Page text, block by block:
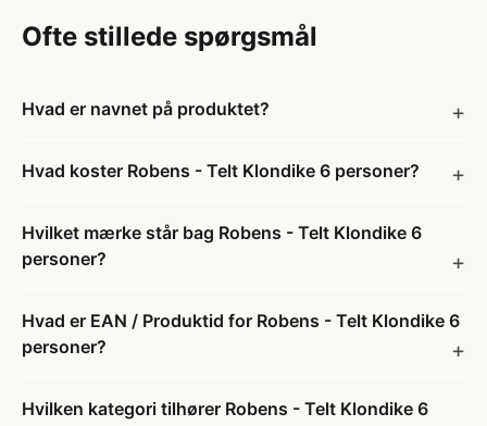
Ofte stillede spørgsmål
Hvad er navnet på produktet?
Hvad koster Robens - Telt Klondike 6 personer?
Hvilket mærke står bag Robens - Telt Klondike 6
personer?
Hvad er EAN / Produktid for Robens - Telt Klondike 6
personer?
Hvilken kategori tilhører Robens - Telt Klondike 6